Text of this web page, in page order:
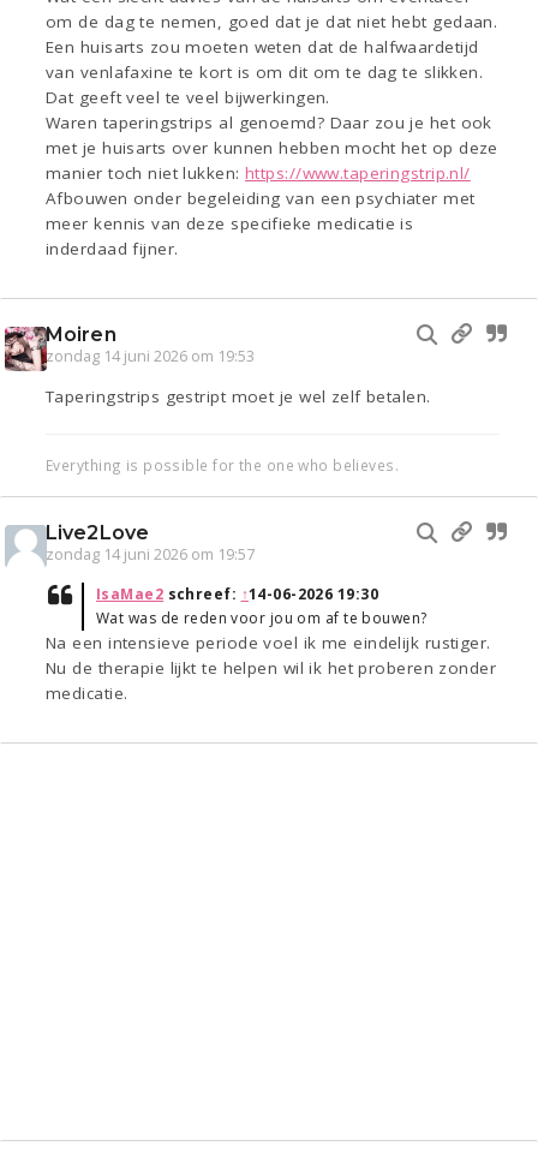
om de dag te nemen, goed dat je dat niet hebt gedaan.
Een huisarts zou moeten weten dat de halfwaardetijd
van venlafaxine te kort is om dit om te dag te slikken.
Dat geeft veel te veel bijwerkingen.
Waren taperingstrips al genoemd? Daar zou je het ook
met je huisarts over kunnen hebben mocht het op deze
manier toch niet lukken:https://www.taperingstrip.nl/
Afbouwen onder begeleiding van een psychiater met
meer kennis van deze specifieke medicatie is
inderdaad fijner.
Moiren
zondag 14 juni 2026 om 19:53
Taperingstrips gestript moet je wel zelf betalen.
Everything is possible for the one who believes.
Live2Love
zondag 14 juni 2026 om 19:57
IsaMae2 schreef: ↑14-06-2026 19:30
Wat was de reden voor jou om af te bouwen?
Na een intensieve periode voel ik me eindelijk rustiger.
Nu de therapie lijkt te helpen wil ik het proberen zonder
medicatie.